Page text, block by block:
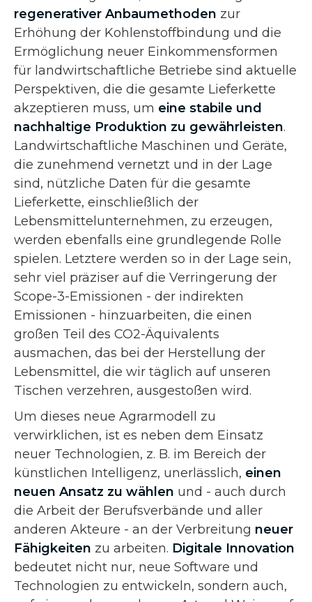
regenerativer Anbaumethoden zur
Erhöhung der Kohlenstoffbindung und die
Ermöglichung neuer Einkommensformen
für landwirtschaftliche Betriebe sind aktuelle
Perspektiven, die die gesamte Lieferkette
akzeptieren muss, um eine stabile und
nachhaltige Produktion zu gewährleisten.
Landwirtschaftliche Maschinen und Geräte,
die zunehmend vernetzt und in der Lage
sind, nützliche Daten für die gesamte
Lieferkette, einschließlich der
Lebensmittelunternehmen, zu erzeugen,
werden ebenfalls eine grundlegende Rolle
spielen. Letztere werden so in der Lage sein,
sehr viel präziser auf die Verringerung der
Scope-3-Emissionen - der indirekten
Emissionen - hinzuarbeiten, die einen
großen Teil des CO2-Äquivalents
ausmachen, das bei der Herstellung der
Lebensmittel, die wir täglich auf unseren
Tischen verzehren, ausgestoßen wird.
Um dieses neue Agrarmodell zu
verwirklichen, ist es neben dem Einsatz
neuer Technologien, z. B. im Bereich der
künstlichen Intelligenz, unerlässlich, einen
neuen Ansatz zu wählen und - auch durch
die Arbeit der Berufsverbände und aller
anderen Akteure - an der Verbreitung neuer
Fähigkeiten zu arbeiten. Digitale Innovation
bedeutet nicht nur, neue Software und
Technologien zu entwickeln, sondern auch,